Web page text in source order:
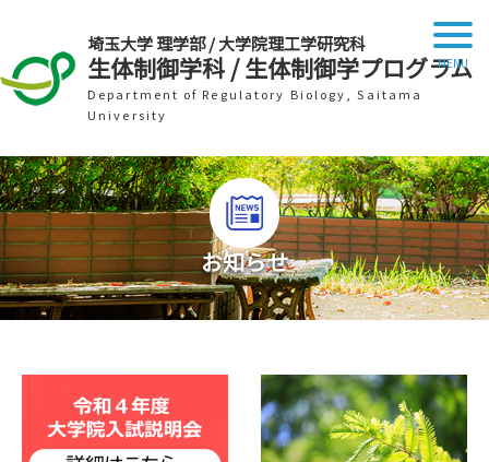
埼玉大学 理学部 / 大学院理工学研究科
生体制御学科 / 生体制御学プログラム
Department of Regulatory Biology, Saitama
University
お知らせ